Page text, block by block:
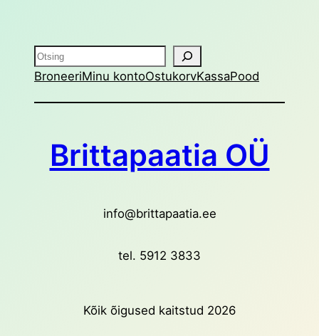
Otsing
BroneeriMinu kontoOstukorvKassaPood
Brittapaatia OÜ
info@brittapaatia.ee
tel. 5912 3833
Kõik õigused kaitstud 2026